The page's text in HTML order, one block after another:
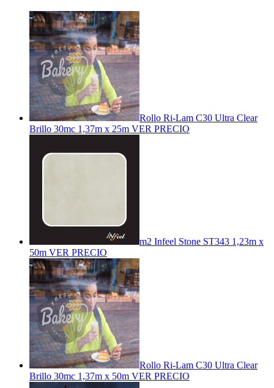
Rollo Ri-Lam C30 Ultra Clear
Brillo 30mc 1,37m x 25m VER PRECIO
m2 Infeel Stone ST343 1,23m x
50m VER PRECIO
Rollo Ri-Lam C30 Ultra Clear
Brillo 30mc 1,37m x 50m VER PRECIO